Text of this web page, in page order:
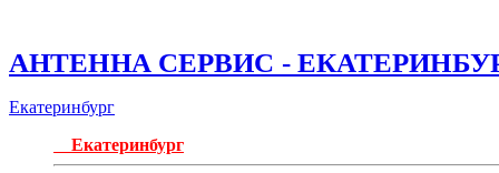
АНТЕННА СЕРВИС -
Екатеринбург
Екатеринбург